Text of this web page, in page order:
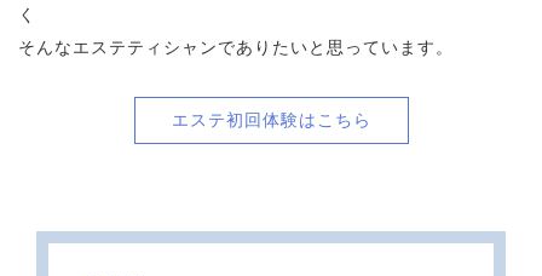
く
そんなエステティシャンでありたいと思っています。
エステ初回体験はこちら